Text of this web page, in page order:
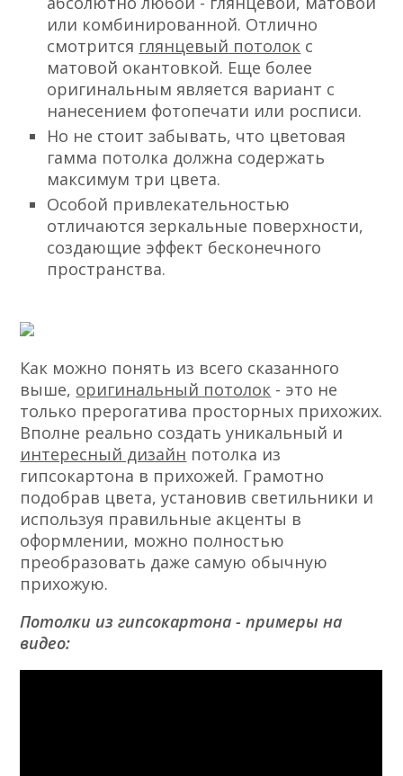
или комбинированной. Отлично
смотрится глянцевый потолок с
матовой окантовкой. Еще более
оригинальным является вариант с
нанесением фотопечати или росписи.
Но не стоит забывать, что цветовая
гамма потолка должна содержать
максимум три цвета.
Особой привлекательностью
отличаются зеркальные поверхности,
создающие эффект бесконечного
пространства.
Как можно понять из всего сказанного
выше, оригинальный потолок - это не
только прерогатива просторных прихожих.
Вполне реально создать уникальный и
интересный дизайн потолка из
гипсокартона в прихожей. Грамотно
подобрав цвета, установив светильники и
используя правильные акценты в
оформлении, можно полностью
преобразовать даже самую обычную
прихожую.
Потолки из гипсокартона - примеры на
видео: